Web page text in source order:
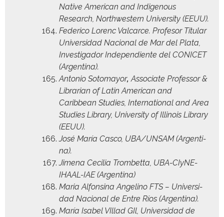
Native Amer­i­can and Indige­nous
Research, North­west­ern Uni­ver­si­ty (EEUU).
Fed­eri­co Lorenc Val­carce. Pro­fe­sor Tit­u­lar
Uni­ver­si­dad Nacional de Mar del Pla­ta,
Inves­ti­gador Inde­pen­di­ente del CONICET
(Argenti­na).
Anto­nio Sotomay­or, Asso­ciate Pro­fes­sor &
Librar­i­an of Latin Amer­i­can and
Caribbean Stud­ies, Inter­na­tion­al and Area
Stud­ies Library, Uni­ver­si­ty of Illi­nois Library
(EEUU).
José María Cas­co, UBA/UNSAM (Argenti­
na).
Jime­na Cecil­ia Trom­bet­ta, UBA-CIyNE-
IHAAL-IAE (Argenti­na)
Maria Alfon­si­na Angeli­no FTS – Uni­ver­si­
dad Nacional de Entre Ríos (Argenti­na).
María Isabel VIl­lad GIl, Uni­ver­si­dad de